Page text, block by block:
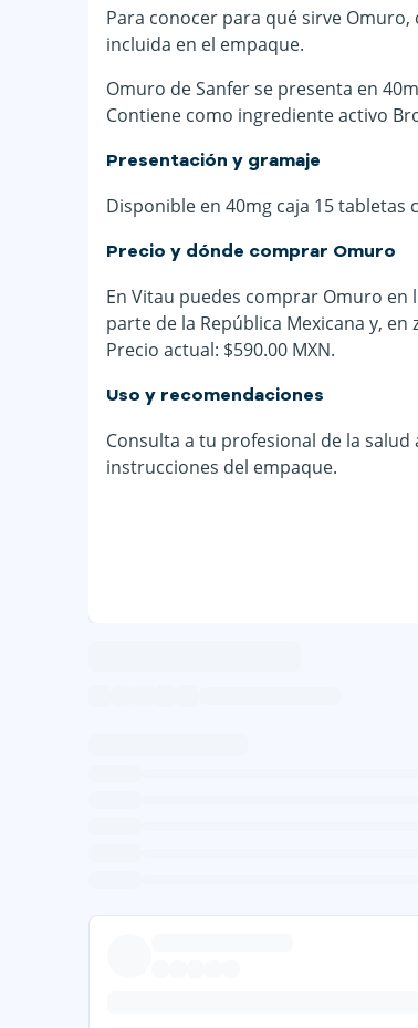
Para conocer para qué sirve
incluida en el empaque.
Omuro de Sanfer se presenta en
Contiene como ingrediente activo
Presentación y gramaje
Disponible en 40mg caja 15
Precio y dónde comprar Omuro
En Vitau puedes comprar Omuro
parte de la República Mexicana y,
Precio actual: $590.00 MXN.
Uso y recomendaciones
Consulta a tu profesional de la
instrucciones del empaque.